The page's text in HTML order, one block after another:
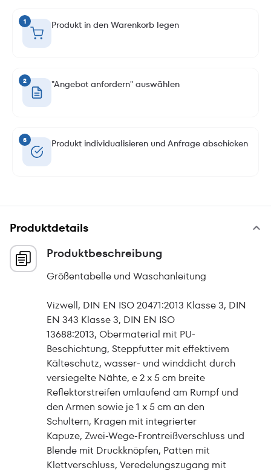
1 Produkt in den Warenkorb legen
2 "Angebot anfordern" auswählen
3 Produkt individualisieren und Anfrage abschicken
Produktdetails
Produktbeschreibung
Größentabelle und Waschanleitung
Vizwell, DIN EN ISO 20471:2013 Klasse 3, DIN
EN 343 Klasse 3, DIN EN ISO
13688:2013, Obermaterial mit PU-
Beschichtung, Steppfutter mit effektivem
Kälteschutz, wasser- und winddicht durch
versiegelte Nähte, e 2 x 5 cm breite
Reflektorstreifen umlaufend am Rumpf und
den Armen sowie je 1 x 5 cm an den
Schultern, Kragen mit integrierter
Kapuze, Zwei-Wege-Frontreißverschluss und
Blende mit Druckknöpfen, Patten mit
Klettverschluss, Veredelungszugang mit